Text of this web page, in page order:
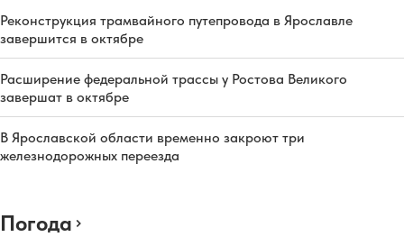
Реконструкция трамвайного путепровода в Ярославле
завершится в октябре
Расширение федеральной трассы у Ростова Великого
завершат в октябре
В Ярославской области временно закроют три
железнодорожных переезда
Погода